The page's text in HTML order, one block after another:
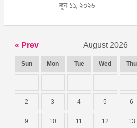
জুন ১১, ২০২৬
« Prev August 2026
Sun Mon Tue Wed Thu
2 3 4 5 6
9 10 11 12 13